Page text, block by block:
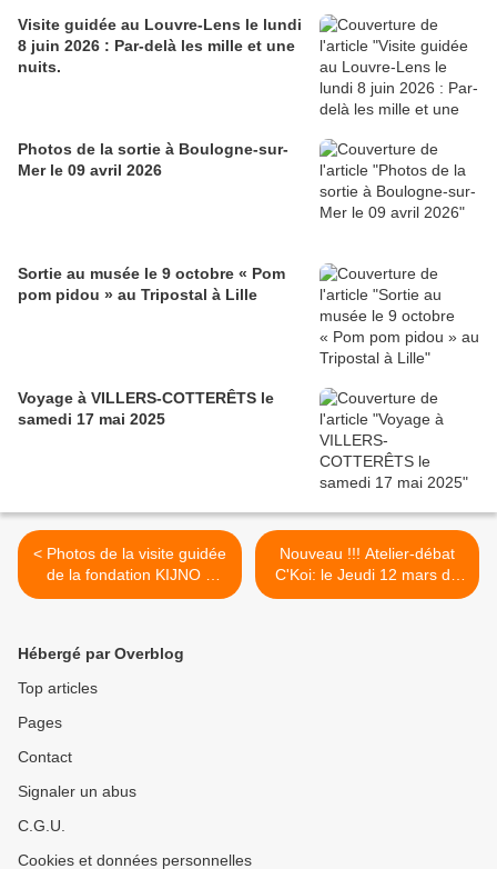
Visite guidée au Louvre-Lens le lundi
8 juin 2026 : Par-delà les mille et une
nuits.
Photos de la sortie à Boulogne-sur-
Mer le 09 avril 2026
Sortie au musée le 9 octobre « Pom
pom pidou » au Tripostal à Lille
Voyage à VILLERS-COTTERÊTS le
samedi 17 mai 2025
< Photos de la visite guidée
de la fondation KIJNO à
Noeux-les-Mines le 04 mars
Nouveau !!! Atelier-débat
C'Koi: le Jeudi 12 mars de
19h00 à 20h00 au Nautilus
Hébergé par Overblog
Top articles
Pages
Contact
Signaler un abus
C.G.U.
Cookies et données personnelles